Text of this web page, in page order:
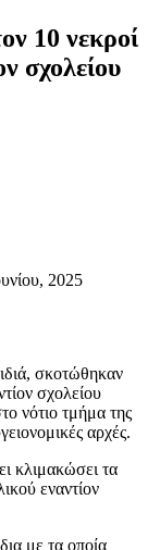
10 νεκροί
σχολείου
2025
σκοτώθηκαν
σχολείου
νότιο τμήμα της
αρχές.
κλιμακώσει τα
εναντίον
με τα οποία